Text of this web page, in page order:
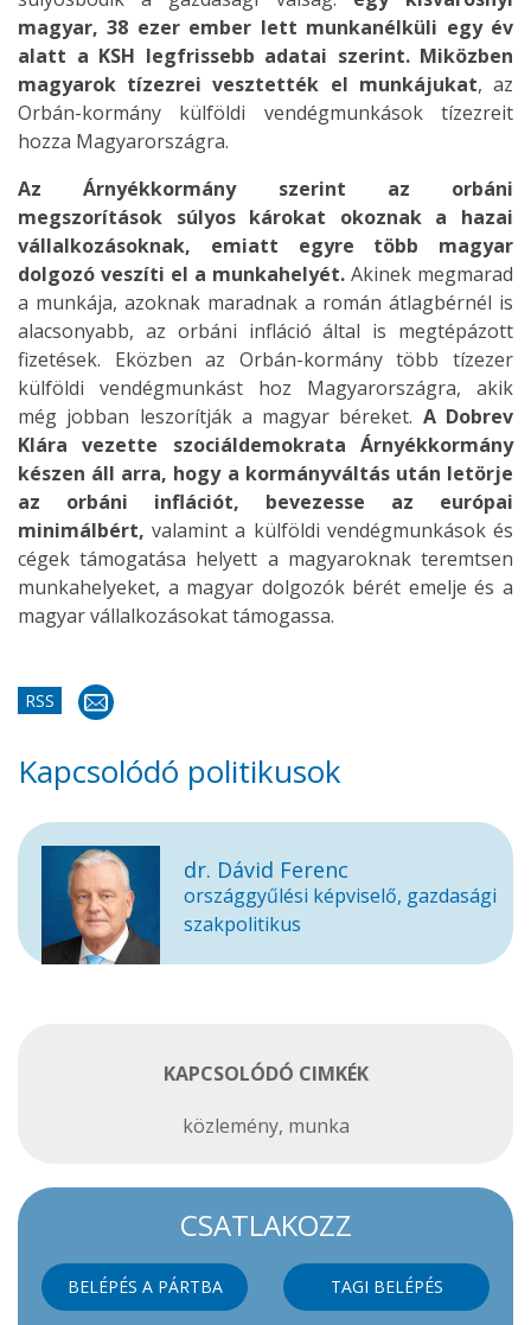
magyar, 38 ezer ember lett munkanélküli egy év
alatt a KSH legfrissebb adatai szerint. Miközben
magyarok tízezrei vesztették el munkájukat, az
Orbán-kormány külföldi vendégmunkások tízezreit
hozza Magyarországra.
Az Árnyékkormány szerint az orbáni
megszorítások súlyos károkat okoznak a hazai
vállalkozásoknak, emiatt egyre több magyar
dolgozó veszíti el a munkahelyét. Akinek megmarad
a munkája, azoknak maradnak a román átlagbérnél is
alacsonyabb, az orbáni infláció által is megtépázott
fizetések. Eközben az Orbán-kormány több tízezer
külföldi vendégmunkást hoz Magyarországra, akik
még jobban leszorítják a magyar béreket. A Dobrev
Klára vezette szociáldemokrata Árnyékkormány
készen áll arra, hogy a kormányváltás után letörje
az orbáni inflációt, bevezesse az európai
minimálbért, valamint a külföldi vendégmunkások és
cégek támogatása helyett a magyaroknak teremtsen
munkahelyeket, a magyar dolgozók bérét emelje és a
magyar vállalkozásokat támogassa.
RSS
Kapcsolódó politikusok
dr. Dávid Ferenc
országgyűlési képviselő, gazdasági
szakpolitikus
KAPCSOLÓDÓ CIMKÉK
közlemény, munka
CSATLAKOZZ
BELÉPÉS A PÁRTBA TAGI BELÉPÉS